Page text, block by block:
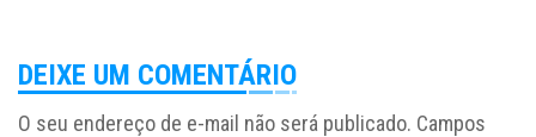
DEIXE UM COMENTÁRIO
O seu endereço de e-mail não será publicado. Campos